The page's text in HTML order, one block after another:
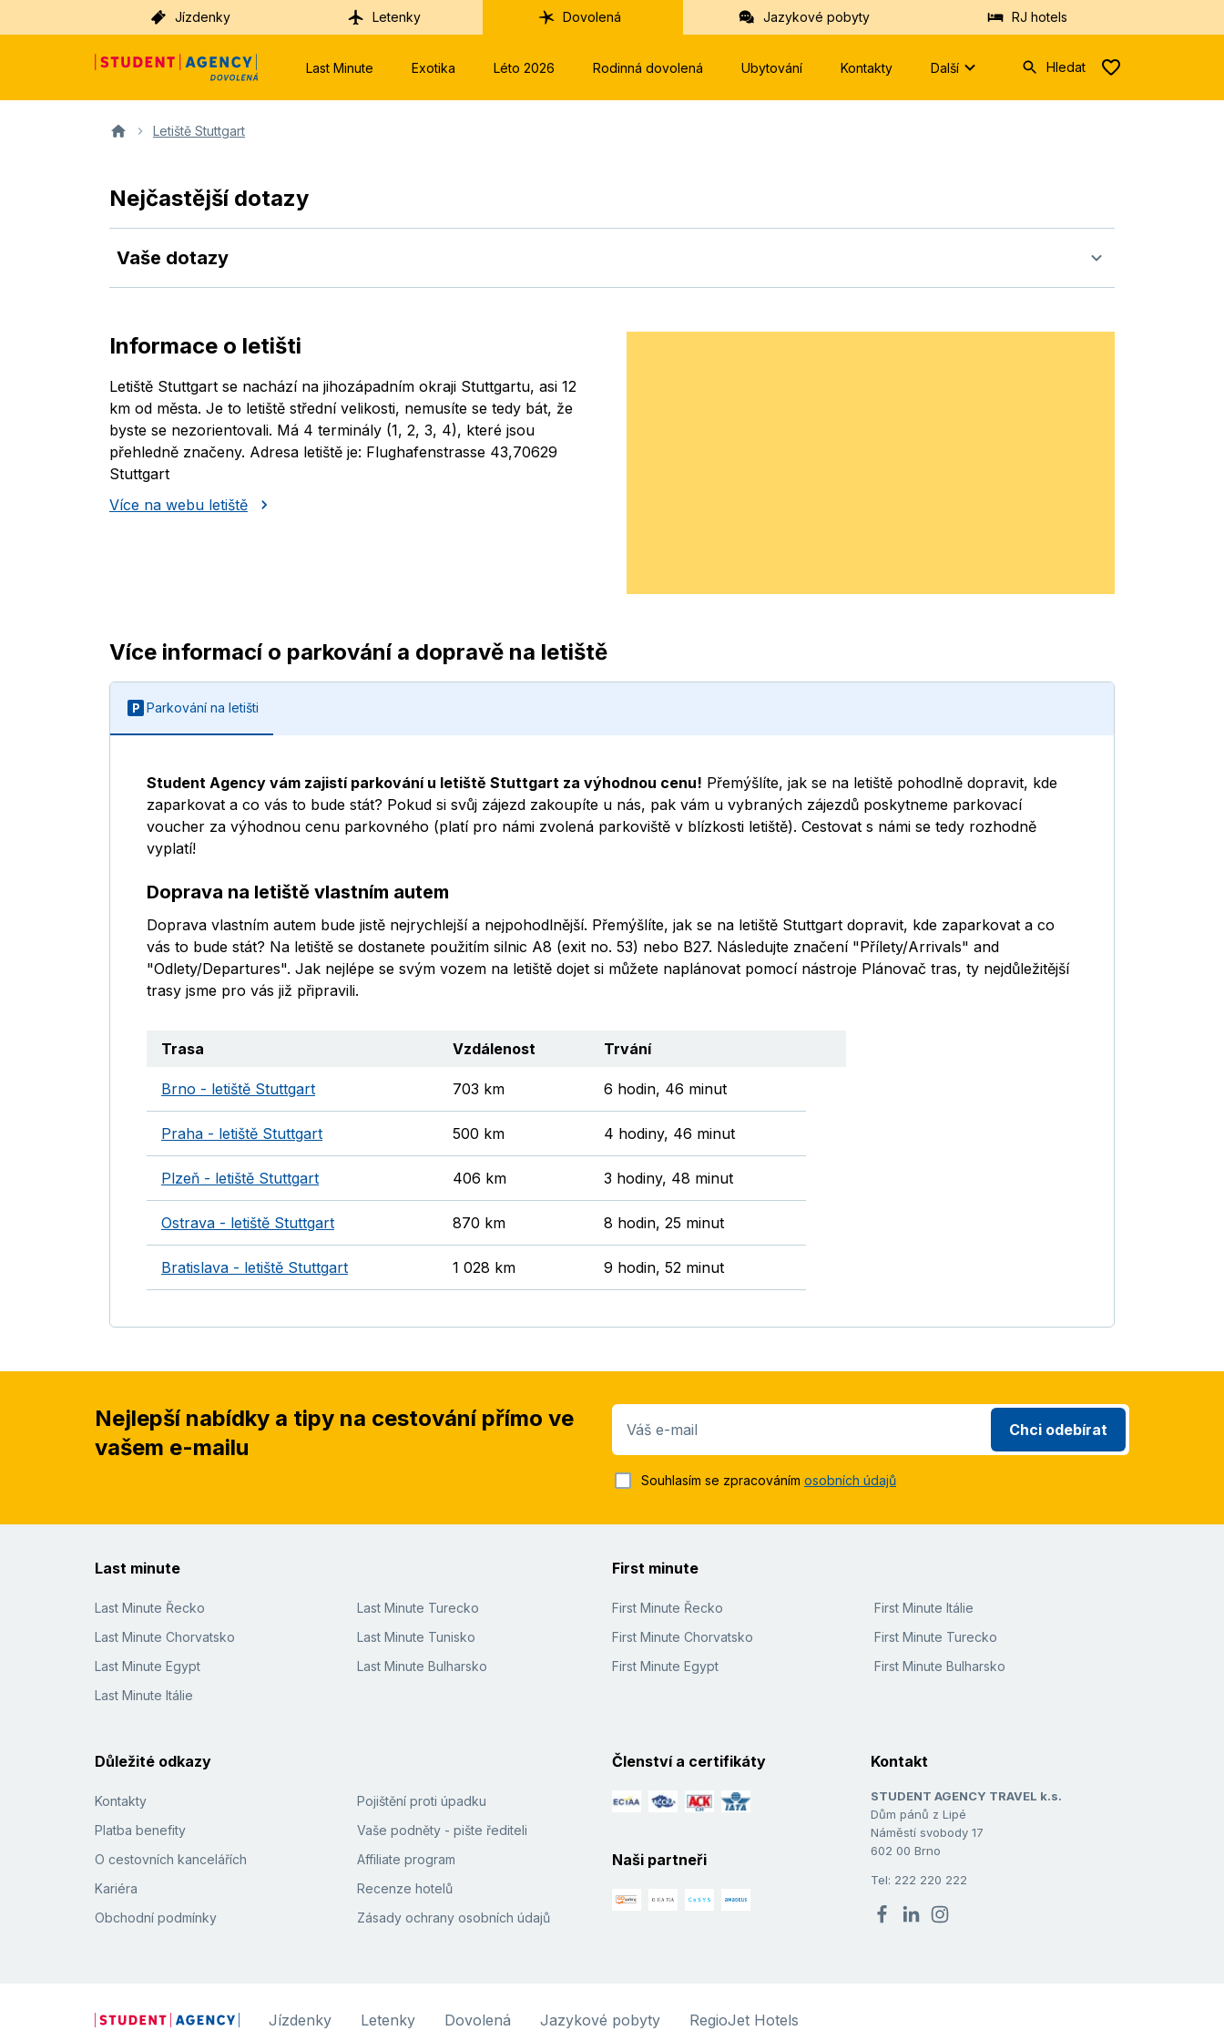
Jízdenky Letenky Dovolená Jazykové pobyty RJ hotels
Last Minute Exotika Léto 2026 Rodinná dovolená Ubytování Kontakty Další Hledat
Vyhledáme
Letiště Stuttgart
Nejčastější dotazy
Vaše dotazy
Informace o letišti
Letiště Stuttgart se nachází na jihozápadním okraji Stuttgartu, asi 12
km od města. Je to letiště střední velikosti, nemusíte se tedy bát, že
byste se nezorientovali. Má 4 terminály (1, 2, 3, 4), které jsou
přehledně značeny. Adresa letiště je: Flughafenstrasse 43,70629
Stuttgart
Více na webu letiště
Více informací o parkování a dopravě na letiště
Parkování na letišti
Student Agency vám zajistí parkování u letiště Stuttgart za výhodnou cenu! Přemýšlíte, jak se na letiště pohodlně dopravit, kde
zaparkovat a co vás to bude stát? Pokud si svůj zájezd zakoupíte u nás, pak vám u vybraných zájezdů poskytneme parkovací
voucher za výhodnou cenu parkovného (platí pro námi zvolená parkoviště v blízkosti letiště). Cestovat s námi se tedy rozhodně
vyplatí!
Doprava na letiště vlastním autem
Doprava vlastním autem bude jistě nejrychlejší a nejpohodlnější. Přemýšlíte, jak se na letiště Stuttgart dopravit, kde zaparkovat a co
vás to bude stát? Na letiště se dostanete použitím silnic A8 (exit no. 53) nebo B27. Následujte značení "Přílety/Arrivals" and
"Odlety/Departures". Jak nejlépe se svým vozem na letiště dojet si můžete naplánovat pomocí nástroje Plánovač tras, ty nejdůležitější
trasy jsme pro vás již připravili.
Trasa Vzdálenost Trvání
Brno - letiště Stuttgart 703 km 6 hodin, 46 minut
Praha - letiště Stuttgart 500 km 4 hodiny, 46 minut
Plzeň - letiště Stuttgart 406 km 3 hodiny, 48 minut
Ostrava - letiště Stuttgart 870 km 8 hodin, 25 minut
Bratislava - letiště Stuttgart 1 028 km 9 hodin, 52 minut
Nejlepší nabídky a tipy na cestování přímo ve
vašem e-mailu
Váš e-mail Chci odebírat
Souhlasím se zpracováním osobních údajů
Last minute
Last Minute Řecko
Last Minute Chorvatsko
Last Minute Egypt
Last Minute Itálie
Last Minute Turecko
Last Minute Tunisko
Last Minute Bulharsko
First minute
First Minute Řecko
First Minute Chorvatsko
First Minute Egypt
First Minute Itálie
First Minute Turecko
First Minute Bulharsko
Důležité odkazy
Kontakty
Platba benefity
O cestovních kancelářích
Kariéra
Obchodní podmínky
Pojištění proti úpadku
Vaše podněty - pište řediteli
Affiliate program
Recenze hotelů
Zásady ochrany osobních údajů
Členství a certifikáty
Naši partneři
Kontakt
STUDENT AGENCY TRAVEL k.s.
Dům pánů z Lipé
Náměstí svobody 17
602 00 Brno
Tel: 222 220 222
Jízdenky Letenky Dovolená Jazykové pobyty RegioJet Hotels